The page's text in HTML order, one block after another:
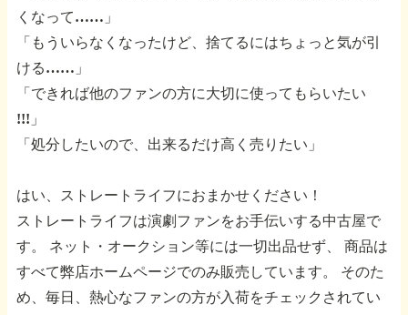
くなって……」
「もういらなくなったけど、捨てるにはちょっと気が引
ける……」
「できれば他のファンの方に大切に使ってもらいたい
!!!」
「処分したいので、出来るだけ高く売りたい」
はい、ストレートライフにおまかせください！
ストレートライフは演劇ファンをお手伝いする中古屋で
す。
ネット・オークション等には一切出品せず、
商品は
すべて弊店ホームページでのみ販売しています。
そのた
め、毎日、熱心なファンの方が入荷をチェックされてい